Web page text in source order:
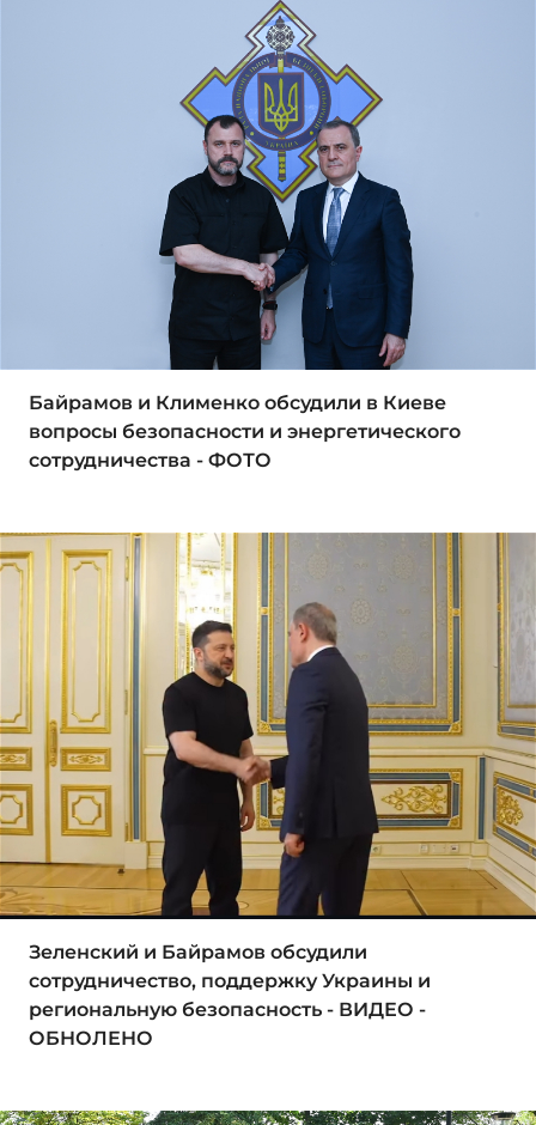
Байрамов и Клименко обсудили в Киеве
вопросы безопасности и энергетического
сотрудничества - ФОТО
Зеленский и Байрамов обсудили
сотрудничество, поддержку Украины и
региональную безопасность - ВИДЕО -
ОБНОЛЕНО